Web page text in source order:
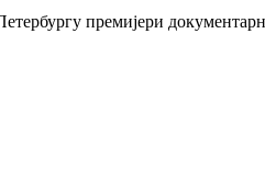
премијери